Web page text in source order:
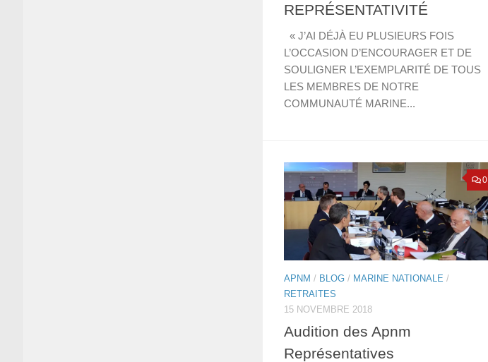
REPRÉSENTATIVITÉ
« J’AI DÉJÀ EU PLUSIEURS FOIS
L’OCCASION D’ENCOURAGER ET DE
SOULIGNER L’EXEMPLARITÉ DE TOUS
LES MEMBRES DE NOTRE
COMMUNAUTÉ MARINE...
0
APNM / BLOG / MARINE NATIONALE /
RETRAITES
15 NOVEMBRE 2018
Audition des Apnm
Représentatives